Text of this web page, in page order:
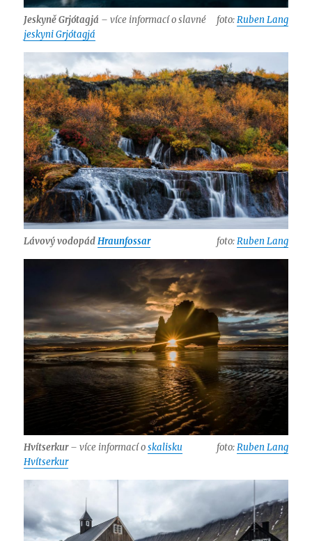
Jeskyně Grjótagjá – více informací o slavné
jeskyni Grjótagjá
foto:Ruben Lang
Lávový vodopádHraunfossar foto:Ruben Lang
Hvítserkur– více informací oskalisku
Hvítserkur
foto:Ruben Lang